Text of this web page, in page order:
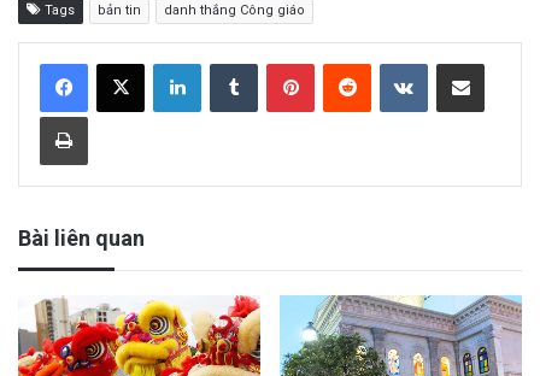
Tags bản tin danh thắng Công giáo
Bài liên quan